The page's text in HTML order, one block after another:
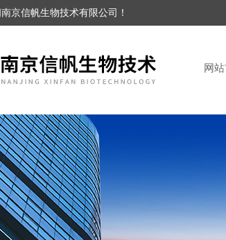
京信帆生物技术有限公司！
网